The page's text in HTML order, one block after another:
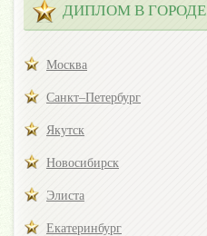
ДИПЛОМ В ГОРОДЕ
Москва
Санкт–Петербург
Якутск
Новосибирск
Элиста
Екатеринбург